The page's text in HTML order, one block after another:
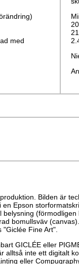
med
Bilden är
en Epson
belysning
bomullsväv
Fine Art".
GICLÉE eller
alltså inte ett digitalt
eller